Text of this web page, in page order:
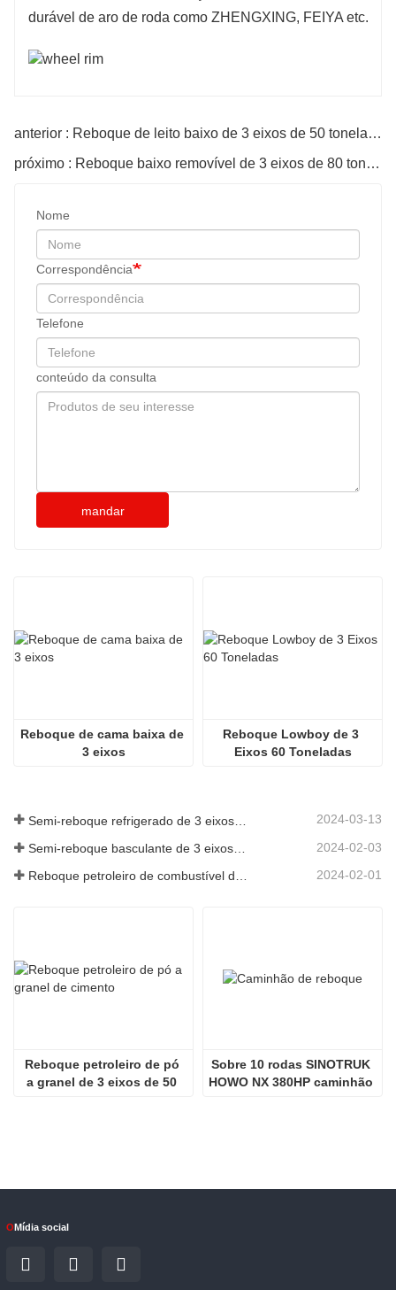
durável de aro de roda como ZHENGXING, FEIYA etc.
anterior : Reboque de leito baixo de 3 eixos de 50 toneladas
próximo : Reboque baixo removível de 3 eixos de 80 toneladas com pescoço de cisne
Nome
Correspondência
Telefone
conteúdo da consulta
mandar
Reboque de cama baixa de
3 eixos
Reboque Lowboy de 3
Eixos 60 Toneladas
2024-03-13
2024-02-03
Reboque petroleiro de combustível de 3 eixos com 45.000 litros para o Senegal 2024-02-01
Reboque petroleiro de pó
a granel de 3 eixos de 50
Sobre 10 rodas SINOTRUK
HOWO NX 380HP caminhão
O Mídia social